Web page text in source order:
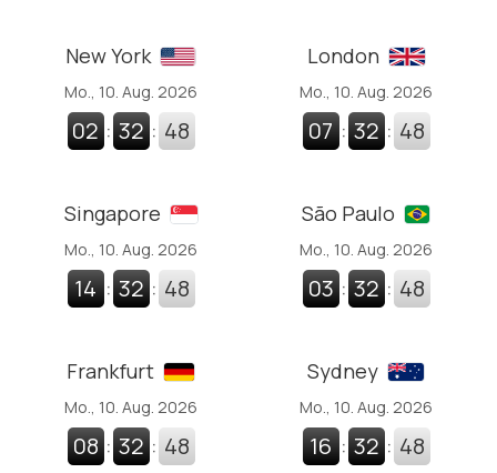
New York
Mo., 10. Aug. 2026
02 : 32 : 49
London
Mo., 10. Aug. 2026
07 : 32 : 49
Singapore
Mo., 10. Aug. 2026
14 : 32 : 49
São Paulo
Mo., 10. Aug. 2026
03 : 32 : 49
Frankfurt
Mo., 10. Aug. 2026
08 : 32 : 49
Sydney
Mo., 10. Aug. 2026
16 : 32 : 49